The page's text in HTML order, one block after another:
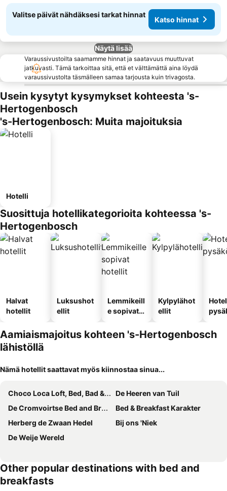
Valitse päivät nähdäksesi tarkat hinnat
Katso hinnat
Näytä lisää
Varaussivustoilta saamamme hinnat ja saatavuus muuttuvat
jatkuvasti. Tämä tarkoittaa sitä, että et välttämättä aina löydä
varaussivustolta täsmälleen samaa tarjousta kuin trivagosta.
Usein kysytyt kysymykset kohteesta 's-
Hertogenbosch
's-Hertogenbosch: Muita majoituksia
Hotelli
Suosittuja hotellikategorioita kohteessa 's-
Hertogenbosch
Halvat
hotellit
Luksushot
ellit
Lemmikeill
e sopivat
Kylpylähot
ellit
Aamiaismajoitus kohteen 's-Hertogenbosch
lähistöllä
Nämä hotellit saattavat myös kiinnostaa sinua...
Choco Loca Loft, Bed, Bad & Bol
De Heeren van Tuil
De Cromvoirtse Bed and Breakfast
Bed & Breakfast Karakter
Herberg de Zwaan Hedel
Bij ons 'Niek
De Weije Wereld
Other popular destinations with bed and
breakfasts